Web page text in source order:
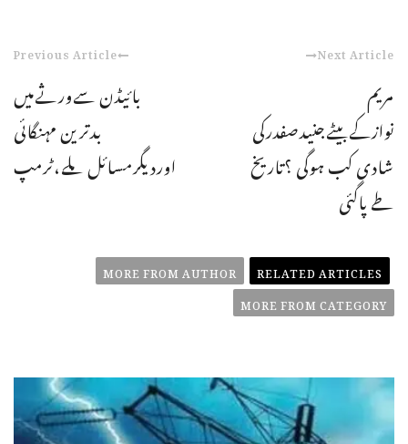
Previous Article
بائیڈن سےورثےمیں
بدترین مہنگائی
اوردیگرمسائل ملے،ٹرمپ
Next Article
مریم
نوازکےبیٹےجنیدصفدرکی
شادی کب ہوگی ؟تاریخ
طے پاگئی
RELATED ARTICLES
MORE FROM AUTHOR
MORE FROM CATEGORY